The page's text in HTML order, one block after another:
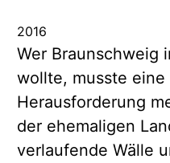
2016
Wer Braunschweig
wollte, musste eine
Herausforderung
der ehemaligen
verlaufende Wälle